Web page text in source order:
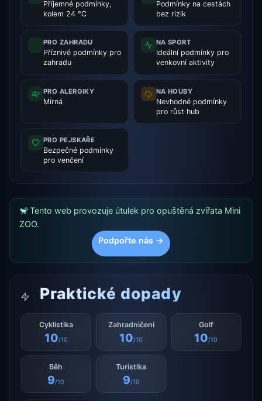
Příjemné podmínky,
kolem 24 °C
Podmínky na cestách
bez rizik
PRO ZAHRADU
Příznivé podmínky pro
zahradu
NA SPORT
Ideální podmínky pro
venkovní aktivity
PRO ALERGIKY
Mírná
NA HOUBY
Nevhodné podmínky
pro růst hub
PRO PEJSKAŘE
Bezpečné podmínky
pro venčení
🐒 Tento web provozuje útulek pro opuštěná zvířata Mini
ZOO.
Podpořte nás →
Praktické dopady
Cyklistika
10/10
Zahradničení
10/10
Golf
10/10
Běh
9/10
Turistika
9/10